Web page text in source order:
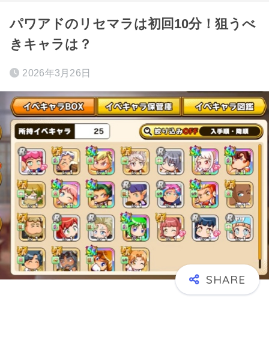
パワアドのリセマラは初回10分！狙うべ
きキャラは？
2026年3月26日